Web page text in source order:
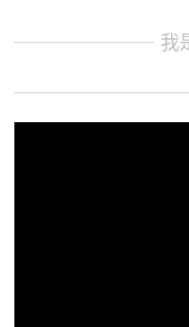
我